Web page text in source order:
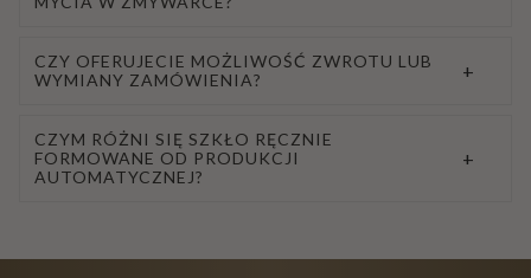
CZY OFERUJECIE MOŻLIWOŚĆ ZWROTU LUB
WYMIANY ZAMÓWIENIA?
+
CZYM RÓŻNI SIĘ SZKŁO RĘCZNIE
FORMOWANE OD PRODUKCJI
AUTOMATYCZNEJ?
+